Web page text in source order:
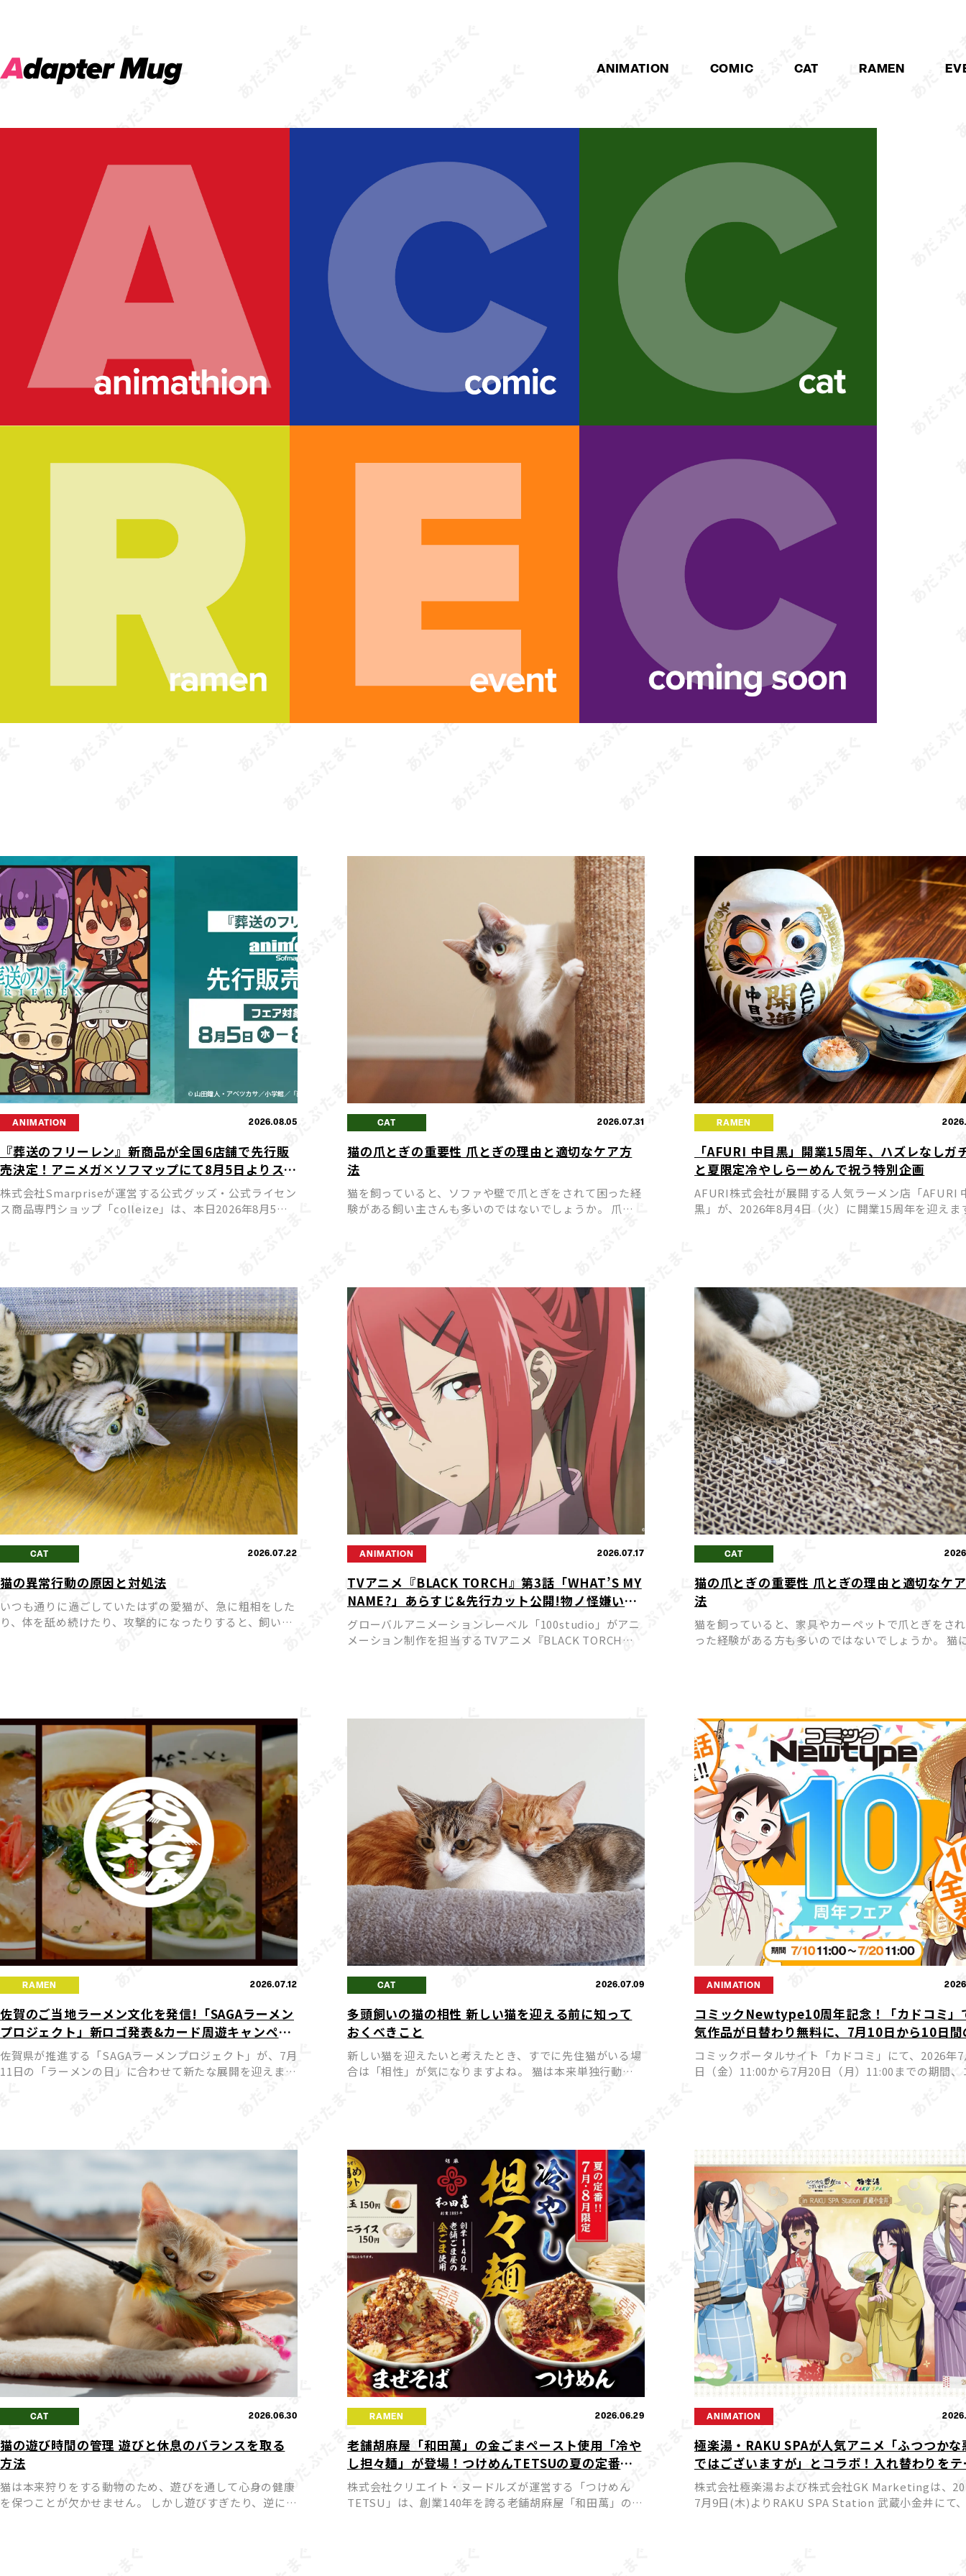
ANIMATION COMIC CAT RAMEN
ANIMATION 2026.08.05
『葬送のフリーレン』新商品が全国6店舗で先行販
売決定！アニメガ×ソフマップにて8月5日よりスタ
ート
株式会社Smarpriseが運営する公式グッズ・公式ライセン
ス商品専門ショップ「colleize」は、本日2026年8月5日
CAT 2026.07.31
猫の爪とぎの重要性 爪とぎの理由と適切なケア方
法
猫を飼っていると、ソファや壁で爪とぎをされて困った経
験がある飼い主さんも多いのではないでしょうか。 爪と
RAMEN
「AFURI 中目黒」開業15周年、ハズレなしガ
と夏限定冷やしらーめんで祝う特別企画
AFURI株式会社が展開する人気ラーメン店「AFURI
黒」が、2026年8月4日（火）に開業15周年を迎えま
CAT 2026.07.22
猫の異常行動の原因と対処法
いつも通りに過ごしていたはずの愛猫が、急に粗相をした
り、体を舐め続けたり、攻撃的になったりすると、飼い主
ANIMATION 2026.07.17
TVアニメ『BLACK TORCH』第3話「WHAT’S MY
NAME?」あらすじ&先行カット公開!物ノ怪嫌いの
一華と弐郎・羅睺が一触即発!?
グローバルアニメーションレーベル「100studio」がアニ
メーション制作を担当するTVアニメ『BLACK TORCH』
CAT
猫の爪とぎの重要性 爪とぎの理由と適切なケ
法
猫を飼っていると、家具やカーペットで爪とぎをさ
った経験がある方も多いのではないでしょうか。 猫
RAMEN 2026.07.12
佐賀のご当地ラーメン文化を発信!「SAGAラーメン
プロジェクト」新ロゴ発表&カード周遊キャンペー
ンが7月11日スタート
佐賀県が推進する「SAGAラーメンプロジェクト」が、7月
11日の「ラーメンの日」に合わせて新たな展開を迎えまし
CAT 2026.07.09
多頭飼いの猫の相性 新しい猫を迎える前に知って
おくべきこと
新しい猫を迎えたいと考えたとき、すでに先住猫がいる場
合は「相性」が気になりますよね。 猫は本来単独行動を
ANIMATION
コミックNewtype10周年記念！「カドコミ」
気作品が日替わり無料に、7月10日から10日間
華フェア開催
コミックポータルサイト「カドコミ」にて、2026年
日（金）11:00から7月20日（月）11:00までの期間、
CAT 2026.06.30
猫の遊び時間の管理 遊びと休息のバランスを取る
方法
猫は本来狩りをする動物のため、遊びを通して心身の健康
を保つことが欠かせません。 しかし遊びすぎたり、逆に遊
RAMEN 2026.06.29
老舗胡麻屋「和田萬」の金ごまペースト使用「冷や
し担々麺」が登場！つけめんTETSUの夏の定番が7
月1日より販売開始
株式会社クリエイト・ヌードルズが運営する「つけめん
TETSU」は、創業140年を誇る老舗胡麻屋「和田萬」の濃
ANIMATION
極楽湯・RAKU SPAが人気アニメ「ふつつかな
ではございますが」とコラボ！入れ替わりを
にした限定企画が7月9日からスタート
株式会社極楽湯および株式会社GK Marketingは、
7月9日(木)よりRAKU SPA Station 武蔵小金井にて